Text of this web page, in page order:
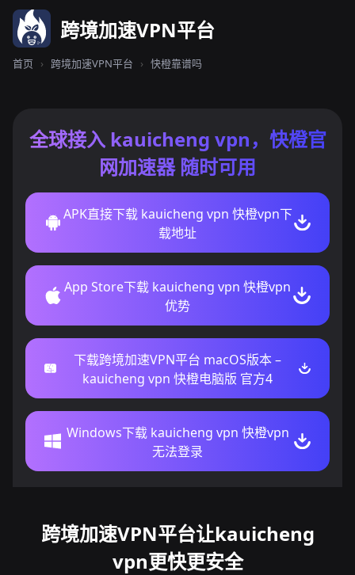
跨境加速VPN平台
首页 › 跨境加速VPN平台 › 快橙靠谱吗
全球接入 kauicheng vpn，快橙官
网加速器 随时可用
APK直接下载 kauicheng vpn 快橙vpn下
载地址
App Store下载 kauicheng vpn 快橙vpn
优势
下载跨境加速VPN平台 macOS版本 –
kauicheng vpn 快橙电脑版 官方4
Windows下载 kauicheng vpn 快橙vpn
无法登录
跨境加速VPN平台让kauicheng
vpn更快更安全